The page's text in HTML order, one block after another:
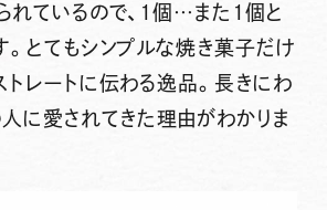
れているので、1個…また1個と
。とてもシンプルな焼き菓子だけ
トレートに伝わる逸品。長きにわ
人に愛されてきた理由がわかりま